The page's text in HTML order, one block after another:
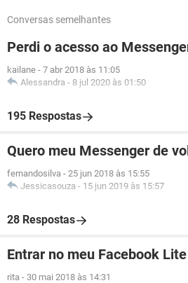
Conversas semelhantes
Perdi o acesso ao
kailane - 7 abr 2018 às 11:05
Alessandra - 8 jul 2020 às 01:50
195 Respostas
Quero meu Messenger de
fernandosilva - 25 jun 2018 às 15:55
Jessicasouza - 15 jun 2019 às 15:57
28 Respostas
Entrar no meu Facebook Lite
rita - 30 mai 2018 às 14:31